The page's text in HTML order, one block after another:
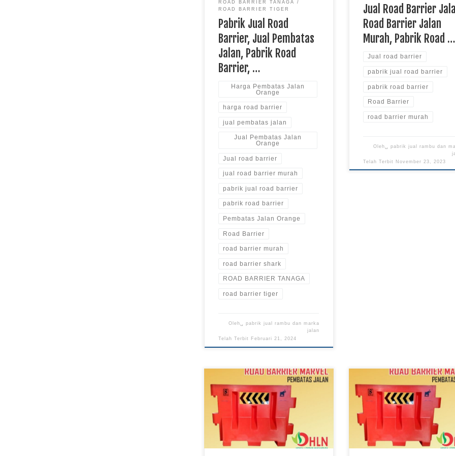
ROAD BARRIER TANAGA
ROAD BARRIER TIGER
Pabrik Jual Road
Barrier, Jual Pembatas
Jalan, Pabrik Road
Barrier, …
Harga Pembatas Jalan
Orange
harga road barrier
jual pembatas jalan
Jual Pembatas Jalan
Orange
Jual road barrier
jual road barrier murah
pabrik jual road barrier
pabrik road barrier
Pembatas Jalan Orange
Road Barrier
road barrier murah
road barrier shark
ROAD BARRIER TANAGA
road barrier tiger
Oleh␣ pabrik jual rambu dan marka
jalan
Telah Terbit Februari 21, 2024
Jual Road Barrier
Road Barrier Jalan
Murah, Pabrik Road …
Jual road barrier
pabrik jual road barrier
pabrik road barrier
Road Barrier
road barrier murah
Oleh␣ pabrik jual rambu dan
Telah Terbit November 23, 2023